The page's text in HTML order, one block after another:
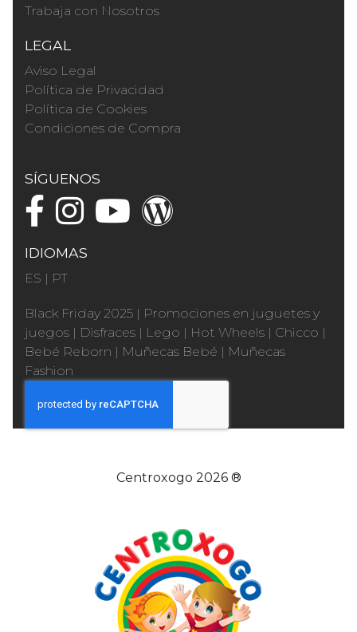
Trabaja con Nosotros
LEGAL
Aviso Legal
Política de Privacidad
Política de Cookies
Condiciones de Compra
SÍGUENOS
IDIOMAS
ES | PT
Black Friday 2025 | Promociones en juguetes y
juegos | Disfraces | Lego | Hot Wheels | Chicco |
Bebé Reborn | Muñecas Bebé | Muñecas
Fashion
Centroxogo 2026 ®